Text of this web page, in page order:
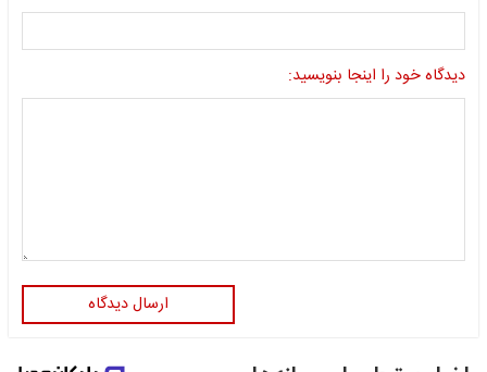
دیدگاه خود را اینجا بنویسید:
ارسال دیدگاه